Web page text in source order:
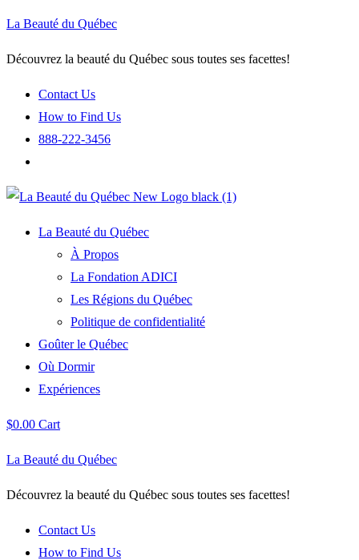
La Beauté du Québec
Découvrez la beauté du Québec sous toutes ses facettes!
Contact Us
How to Find Us
888-222-3456
La Beauté du Québec
À Propos
La Fondation ADICI
Les Régions du Québec
Politique de confidentialité
Goûter le Québec
Où Dormir
Expériences
$0.00 Cart
La Beauté du Québec
Découvrez la beauté du Québec sous toutes ses facettes!
Contact Us
How to Find Us